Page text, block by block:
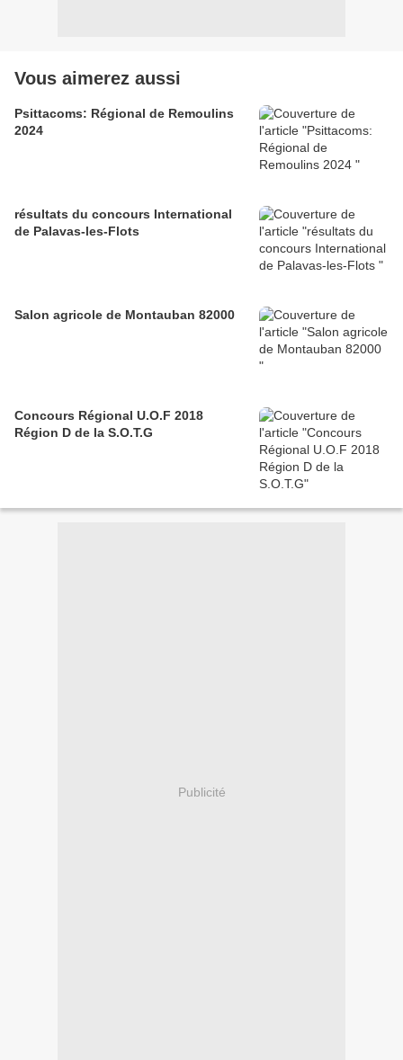
Vous aimerez aussi
Psittacoms: Régional de Remoulins
2024
résultats du concours International
de Palavas-les-Flots
Salon agricole de Montauban 82000
Concours Régional U.O.F 2018
Région D de la S.O.T.G
Publicité